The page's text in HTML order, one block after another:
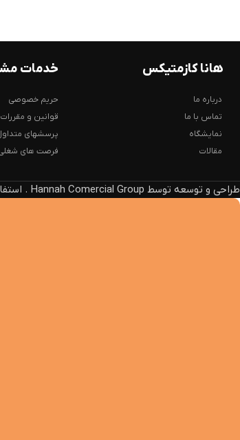
هانا کازمتیکس
درباره ما
تماس با ما
نمایشگاه
مقالات
خدمات
حریم خصوصی
قوانین و مقررات
پرسشهای
فرصت های
طراحی و توسعه توسط Hannah Comercial Group . استفاده از مطالب بدون ذکر منبع، پیگرد قانونی دارد.